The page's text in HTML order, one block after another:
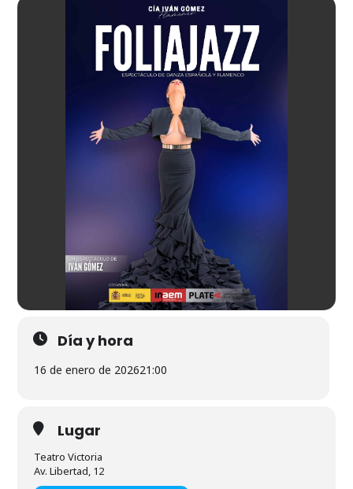
Día y hora
16 de enero de 202621:00
Lugar
Teatro Victoria
Av. Libertad, 12